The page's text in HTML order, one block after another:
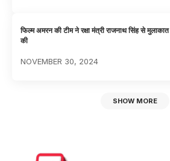
फिल्म अमरन की टीम ने रक्षा मंत्री राजनाथ सिंह से मुलाकात
की
NOVEMBER 30, 2024
SHOW MORE